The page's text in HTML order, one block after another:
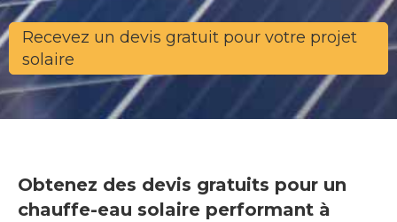
Recevez un devis gratuit pour votre projet
solaire
Obtenez des devis gratuits pour un
chauffe-eau solaire performant à